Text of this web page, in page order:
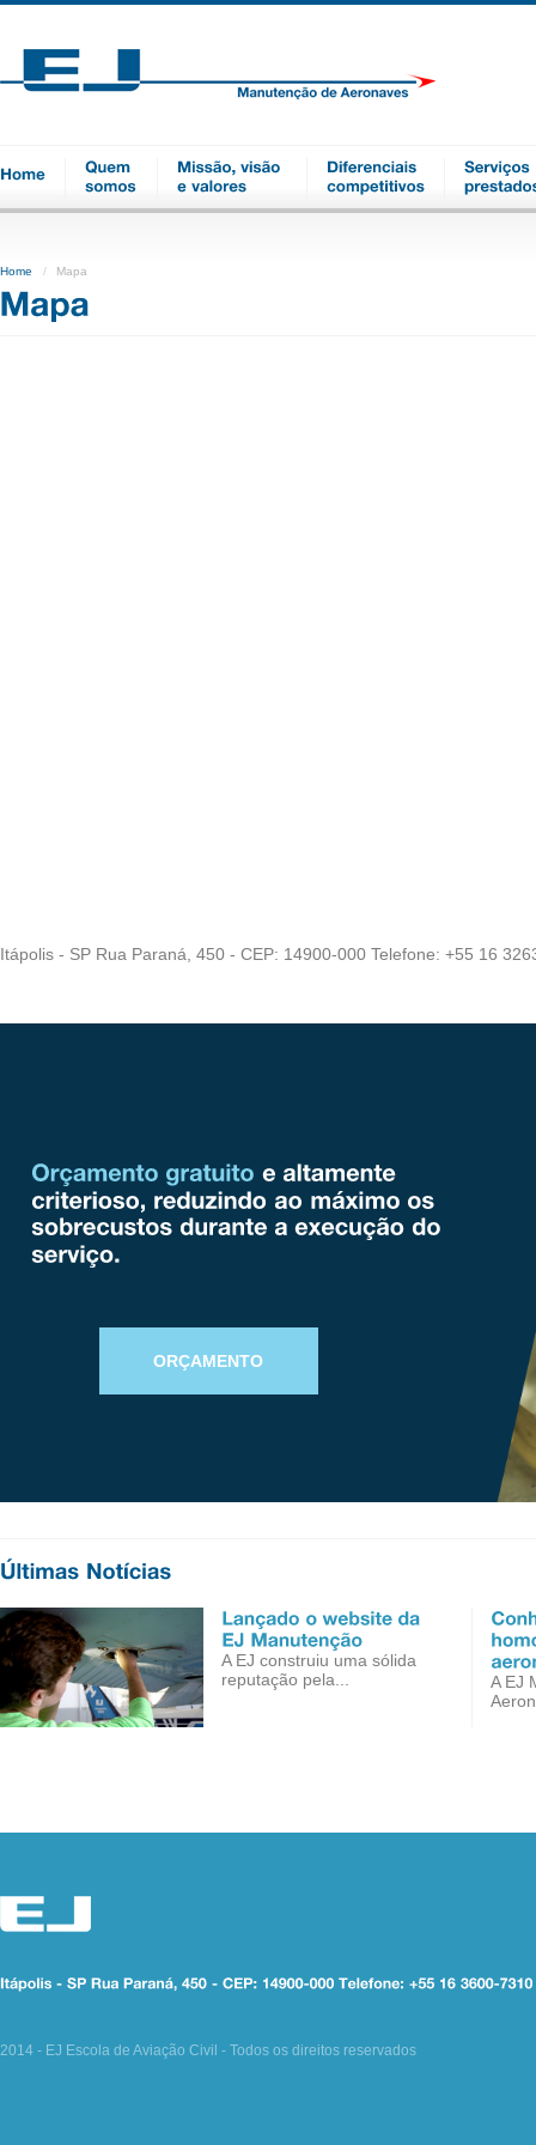
Home Mapa
Itápolis - SP Rua Paraná, 450 - CEP: 14900-000 Telefone: +55 16
ORÇAMENTO
A EJ construiu uma sólida
reputação pela...
A EJ
2014 - EJ Escola de Aviação Civil - Todos os direitos reservados